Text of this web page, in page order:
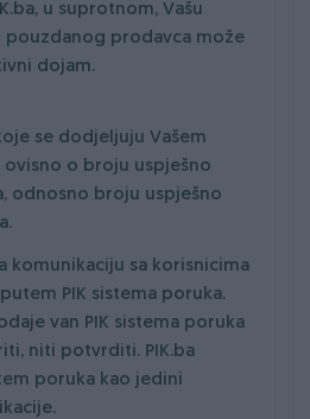
u suprotnom, Vašu
prodavca može
dojam.
se dodjeljuju Vašem
o broju uspješno
odnosno broju uspješno
komunikaciju sa korisnicima
PIK sistema poruka.
van PIK sistema poruka
niti potvrditi. PIK.ba
poruka kao jedini